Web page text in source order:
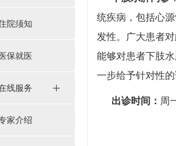
院须知
医保就医
线服务
家介绍
统疾病，包括心
发性。广大患者
能够对患者下肢
一步给予针对性
出诊时间： 周